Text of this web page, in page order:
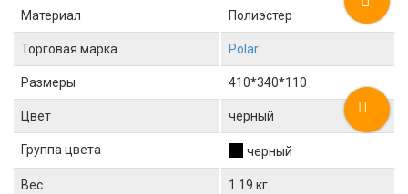
Материал Полиэстер
Торговая марка Polar
Размеры 410*340*110
Цвет черный
Группа цвета черный
Вес 1.19 кг